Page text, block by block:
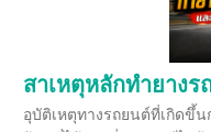
สาเหตุหลักทำยางร
อุบัติเหตุทางรถยนต์ที่เกิดขึ้